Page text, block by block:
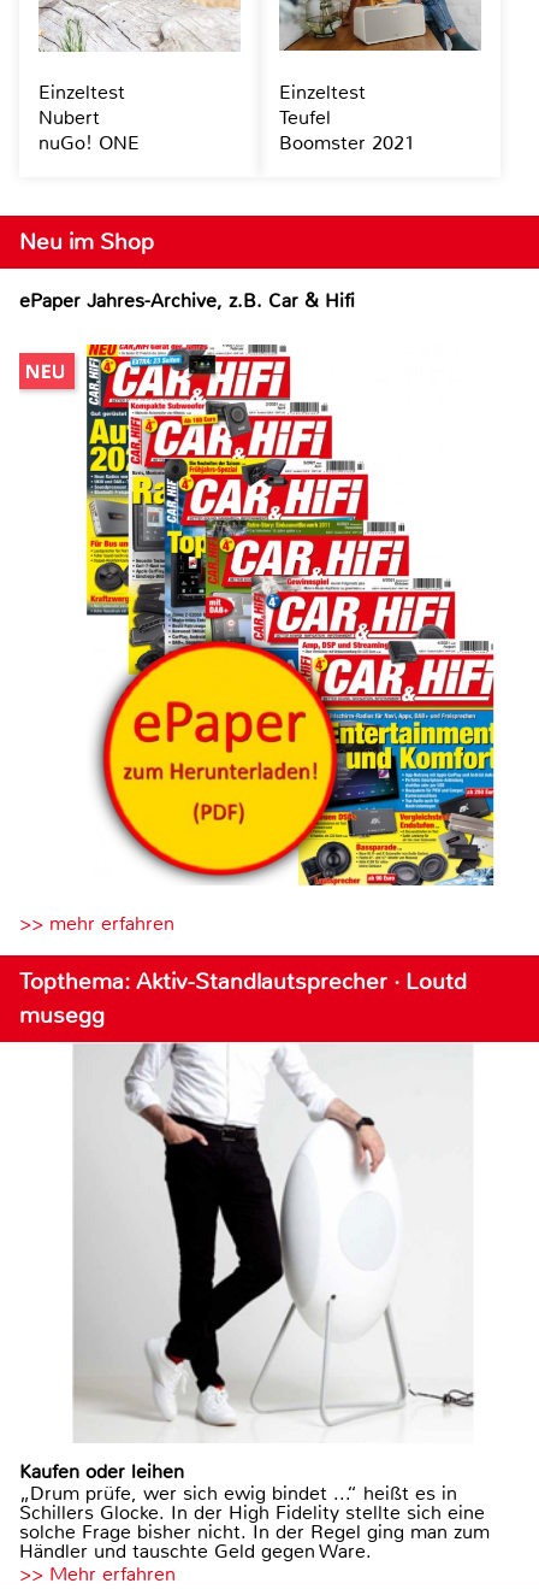
Neu im Shop
ePaper Jahres-Archive, z.B. Car & Hifi
>> mehr erfahren
Topthema: Aktiv-Standlautsprecher · Loutd
musegg
Kaufen oder leihen
„Drum prüfe, wer sich ewig bindet ...“ heißt es in
Schillers Glocke. In der High Fidelity stellte sich eine
solche Frage bisher nicht. In der Regel ging man zum
Händler und tauschte Geld gegen Ware.
>> Mehr erfahren
Einzeltest
Nubert
nuGo! ONE
Einzeltest
Teufel
Boomster 2021